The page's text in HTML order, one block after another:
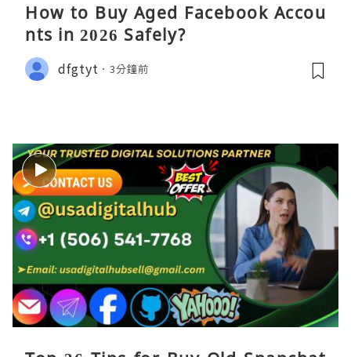
How to Buy Aged Facebook Accou
nts in 2026 Safely?
dfgtyt 3分鐘前